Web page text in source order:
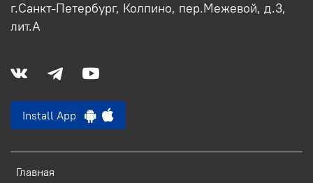
Главная
г.Санкт-Петербург, Колпино, пер.Межевой, д.3,
лит.А
Install App